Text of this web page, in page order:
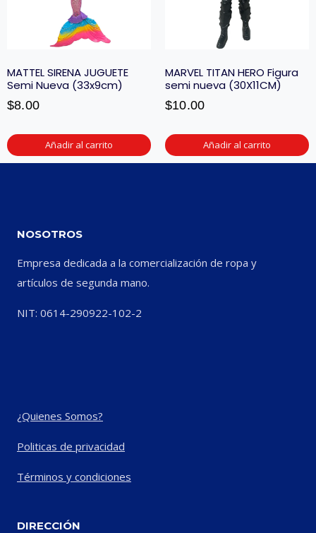
MATTEL SIRENA JUGUETE
Semi Nueva (33x9cm)
$8.00
Añadir al carrito
MARVEL TITAN HERO Figura
semi nueva (30X11CM)
$10.00
Añadir al carrito
NOSOTROS
Empresa dedicada a la comercialización de ropa y
artículos de segunda mano.
NIT: 0614-290922-102-2
¿Quienes Somos?
Politicas de privacidad
Términos y condiciones
DIRECCIÓN